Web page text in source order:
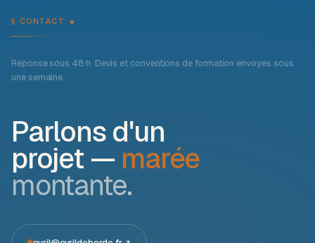
§ CONTACT
Réponse sous 48 h. Devis et conventions de formation envoyés sous
une semaine.
Parlons d'un
projet — marée
montante.